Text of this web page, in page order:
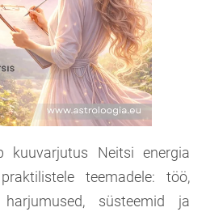
kuuvarjutus Neitsi energia
teemadele: töö,
süsteemid ja